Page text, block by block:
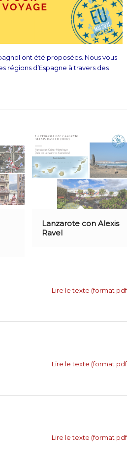
ont été proposées. Nous vous
régions d’Espagne à travers des
Lanzarote con Alexis
Ravel
Lire le texte (format
Lire le texte (format
Lire le texte (format